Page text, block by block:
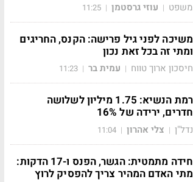
משפט | עוזי גרסטמן |
11:25
משיכה לפני גיל פרישה: הקנס, החריגים
ומתי זה בכל זאת נכון
חיסכון ארוך טווח | עמית בר |
11:23
רמת הנשיא: 1.75 מיליון לשלושה
חדרים, ירידה של 16%
נדל"ן | צלי אהרון |
11:04
חידה מתמטית: הגשר, הפנס ו-17 הדקות:
מתי האדם המהיר צריך להפסיק לרוץ